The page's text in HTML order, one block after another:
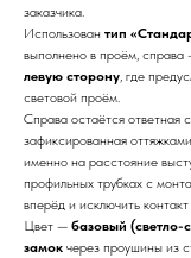
заказчика.
Использован тип
выполнено в проём, справа
левую сторону, где
световой проём.
Справа остаётся ответная
зафиксированная
именно на расстояние
профильных трубках с
вперёд и исключить
Цвет — базовый (светло-
замок через проушины из